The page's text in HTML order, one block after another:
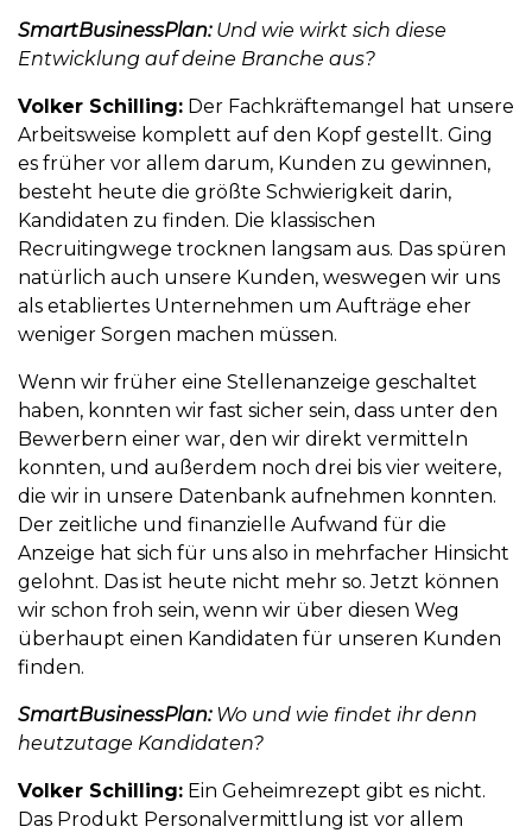
SmartBusinessPlan: Und wie wirkt sich diese
Entwicklung auf deine Branche aus?
Volker Schilling: Der Fachkräftemangel hat unsere
Arbeitsweise komplett auf den Kopf gestellt. Ging
es früher vor allem darum, Kunden zu gewinnen,
besteht heute die größte Schwierigkeit darin,
Kandidaten zu finden. Die klassischen
Recruitingwege trocknen langsam aus. Das spüren
natürlich auch unsere Kunden, weswegen wir uns
als etabliertes Unternehmen um Aufträge eher
weniger Sorgen machen müssen.
Wenn wir früher eine Stellenanzeige geschaltet
haben, konnten wir fast sicher sein, dass unter den
Bewerbern einer war, den wir direkt vermitteln
konnten, und außerdem noch drei bis vier weitere,
die wir in unsere Datenbank aufnehmen konnten.
Der zeitliche und finanzielle Aufwand für die
Anzeige hat sich für uns also in mehrfacher Hinsicht
gelohnt. Das ist heute nicht mehr so. Jetzt können
wir schon froh sein, wenn wir über diesen Weg
überhaupt einen Kandidaten für unseren Kunden
finden.
SmartBusinessPlan: Wo und wie findet ihr denn
heutzutage Kandidaten?
Volker Schilling: Ein Geheimrezept gibt es nicht.
Das Produkt Personalvermittlung ist vor allem